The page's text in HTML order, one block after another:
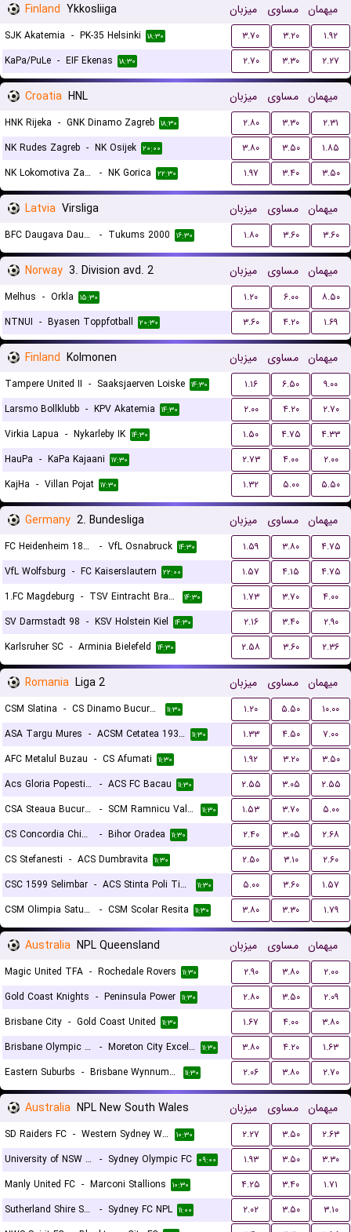
Finland Ykkosliiga میزبان مساوی میهمان
SJK Akatemia - PK-35 Helsinki ۱۸:۳۰ ۳.۷۰ ۳.۲۰
۱.۹۲
KaPa/PuLe - EIF Ekenas ۱۸:۳۰ ۲.۷۰ ۳.۳۰ ۲.۲۷
Croatia HNL میزبان مساوی میهمان
HNK Rijeka - GNK Dinamo Zagreb ۱۸:۳۰ ۲.۸۰ ۳.۳۰
۲.۳۱
NK Rudes Zagreb - NK Osijek ۲۰:۰۰ ۳.۸۰ ۳.۵۰
۱.۸۵
NK Lokomotiva Zagreb
- NK Gorica ۲۲:۳۰ ۱.۹۷ ۳.۴۰ ۳.۵۰
Latvia Virsliga میزبان مساوی میهمان
BFC Daugava Daugavpils - Tukums 2000 ۱۶:۳۰ ۱.۸۰ ۳.۶۰ ۳.۶۰
Norway 3. Division avd. 2 میزبان مساوی میهمان
Melhus - Orkla ۱۵:۳۰ ۱.۲۰ ۶.۰۰
۸.۵۰
NTNUI - Byasen Toppfotball ۲۰:۳۰ ۳.۶۰ ۴.۲۰ ۱.۶۹
Finland Kolmonen میزبان مساوی میهمان
Tampere United II - Saaksjaerven Loiske ۱۴:۳۰ ۱.۱۶ ۶.۵۰
۹.۰۰
Larsmo Bollklubb - KPV Akatemia ۱۴:۳۰ ۲.۰۰ ۴.۲۰
۲.۷۰
Virkia Lapua - Nykarleby IK ۱۴:۳۰ ۱.۵۰ ۴.۷۵
۴.۳۳
HauPa - KaPa Kajaani ۱۷:۳۰ ۲.۷۳ ۴.۰۰
۲.۰۰
KajHa - Villan Pojat ۱۷:۳۰ ۱.۳۲ ۵.۰۰ ۵.۵۰
Germany 2. Bundesliga میزبان مساوی میهمان
FC Heidenheim 1846 - VfL Osnabruck ۱۴:۳۰ ۱.۵۹ ۳.۸۰
۴.۷۵
VfL Wolfsburg - FC Kaiserslautern ۲۲:۰۰ ۱.۵۷ ۴.۱۵
۴.۷۵
1.FC Magdeburg - TSV Eintracht Braunschweig ۱۴:۳۰ ۱.۷۳ ۳.۷۰
۴.۰۰
SV Darmstadt 98 - KSV Holstein Kiel ۱۴:۳۰ ۲.۱۶ ۳.۴۰
۲.۹۰
Karlsruher SC - Arminia Bielefeld ۱۴:۳۰ ۲.۵۸ ۳.۶۰ ۲.۳۶
Romania Liga 2 میزبان مساوی میهمان
CSM Slatina - CS Dinamo Bucuresti ۱۱:۳۰ ۱.۲۰ ۵.۵۰
۱۰.۰۰
ASA Targu Mures - ACSM Cetatea 1932 Suceava ۱۱:۳۰ ۱.۳۳ ۴.۵۰
۷.۰۰
AFC Metalul Buzau - CS Afumati ۱۱:۳۰ ۱.۹۲ ۳.۲۰
۳.۵۰
Acs Gloria Popesti Leordeni - ACS FC Bacau ۱۱:۳۰ ۲.۵۵ ۳.۰۵
۲.۵۵
CSA Steaua Bucuresti
- SCM Ramnicu Valcea ۱۱:۳۰ ۱.۵۳ ۳.۷۰
۵.۰۰
CS Concordia Chiajna
- Bihor Oradea ۱۱:۳۰ ۲.۴۰ ۳.۰۵
۲.۶۸
CS Stefanesti - ACS Dumbravita ۱۱:۳۰ ۲.۵۰ ۳.۱۰
۲.۶۰
CSC 1599 Selimbar - ACS Stinta Poli Timisoara ۱۱:۳۰ ۵.۰۰ ۳.۶۰
۱.۵۷
CSM Olimpia Satu Mare
- CSM Scolar Resita ۱۱:۳۰ ۳.۸۰ ۳.۳۰ ۱.۷۹
Australia NPL Queensland میزبان مساوی میهمان
Magic United TFA - Rochedale Rovers ۱۱:۳۰ ۲.۹۰ ۳.۸۰
۲.۰۰
Gold Coast Knights - Peninsula Power ۱۱:۳۰ ۲.۸۰ ۳.۵۰
۲.۰۹
Brisbane City - Gold Coast United ۱۱:۳۰ ۱.۶۷ ۴.۰۰
۳.۸۰
Brisbane Olympic FC
- Moreton City Excelsior FC ۱۱:۳۰ ۳.۸۰ ۴.۲۰
۱.۶۳
Eastern Suburbs - Brisbane Wynnum Wolves FC ۱۱:۳۰ ۲.۰۶ ۳.۸۰ ۲.۷۰
Australia NPL New South Wales میزبان مساوی میهمان
SD Raiders FC - Western Sydney Wanderers NPL ۱۰:۳۰ ۲.۲۷ ۳.۵۰
۲.۶۳
University of NSW FC - Sydney Olympic FC ۰۹:۰۰ ۱.۹۳ ۳.۵۰
۳.۳۰
Manly United FC - Marconi Stallions ۱۰:۳۰ ۴.۲۵ ۳.۴۰
۱.۷۱
Sutherland Shire Sharks
- Sydney FC NPL ۱۱:۰۰ ۲.۰۲ ۳.۵۰
۳.۱۰